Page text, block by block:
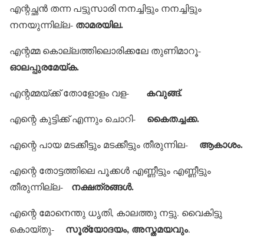
എന്റച്ഛന്‍ തന്ന പട്ടുസാരി നനച്ചിട്ടും നനച്ചിട്ടും
നനയുന്നില്ല- താമരയില.
എന്റമ്മ കൊല്ലത്തിലൊരിക്കലേ തുണിമാറൂ-
ഓലപ്പുരമേയ്ക.
എന്റമ്മയ്ക്ക് തോളോളം വള- കവുങ്ങ്.
എന്റെ കുട്ടിക്ക് എന്നും ചൊറി- കൈതച്ചക്ക.
എന്റെ പായ മടക്കീട്ടും മടക്കീട്ടും തീരുന്നില- ആകാശം.
എന്റെ തോട്ടത്തിലെ പൂക്കള്‍ എണ്ണീട്ടും എണ്ണീട്ടും
തീരുന്നില്ല- നക്ഷത്രങ്ങള്‍.
എന്റെ മോനെന്തു ധൃതി, കാലത്തു നട്ടു. വൈകിട്ടു
കൊയ്തു- സൂര്യോദയം, അസ്തമയവും.